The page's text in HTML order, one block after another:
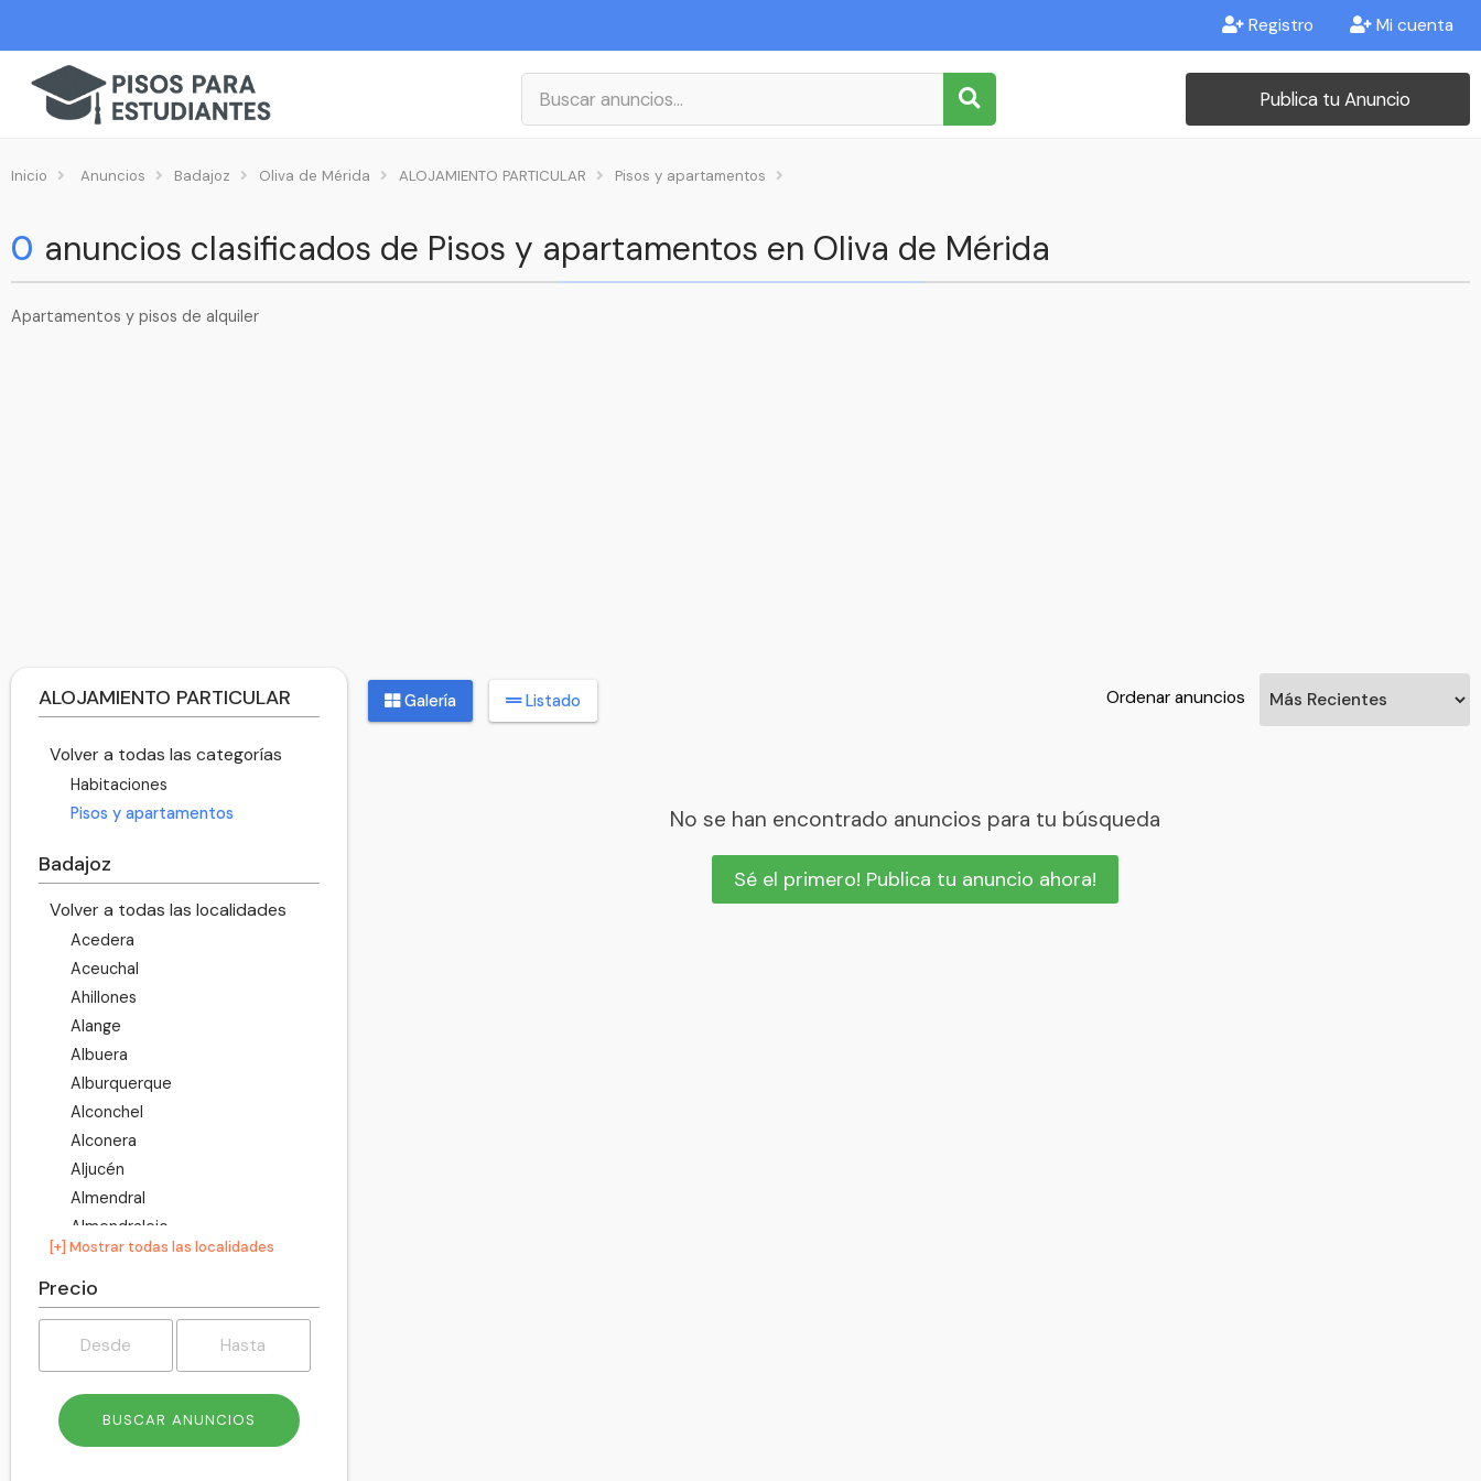
Registro Mi cuenta
Publica tu Anuncio
Inicio Anuncios Badajoz Oliva de Mérida ALOJAMIENTO PARTICULAR Pisos y apartamentos
0 anuncios clasificados de Pisos y apartamentos en Oliva de Mérida
Apartamentos y pisos de alquiler
ALOJAMIENTO PARTICULAR
Volver a todas las categorías
Habitaciones
Pisos y apartamentos
Badajoz
Volver a todas las localidades
Acedera
Aceuchal
Ahillones
Alange
Albuera
Alburquerque
Alconchel
Alconera
Aljucén
Almendral
Almendralejo
Arroyo de San Serván
Atalaya
Azuaga
Badajoz
Barcarrota
Baterno
Benquerencia de la Serena
[+] Mostrar todas las localidades
Precio
Galería Listado Ordenar anuncios
No se han encontrado anuncios para tu búsqueda
Sé el primero! Publica tu anuncio ahora!